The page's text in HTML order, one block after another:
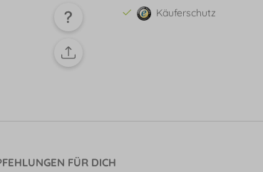
Käuferschutz
FÜR DICH